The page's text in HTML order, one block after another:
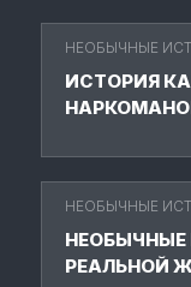
НЕОБЫЧНЫЕ
ИСТОРИЯ
НЕОБЫЧНЫЕ
РЕАЛЬНОЙ